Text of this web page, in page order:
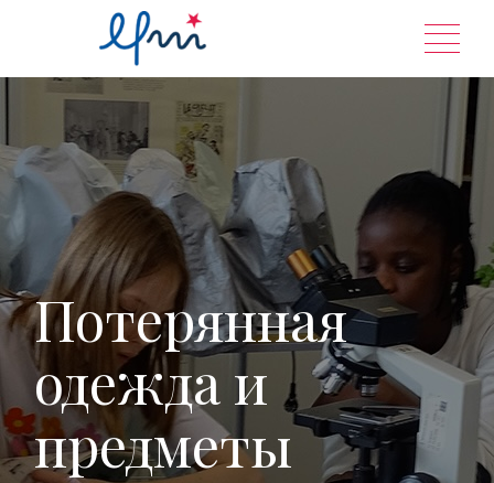
содержанию
Потерянная
одежда и
предметы